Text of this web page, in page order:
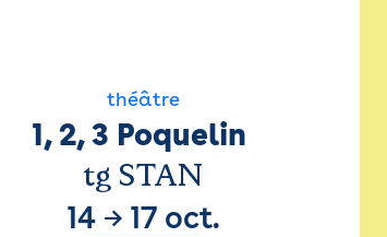
théâtre
1, 2, 3 Poquelin
tg STAN
14→ 17 oct.